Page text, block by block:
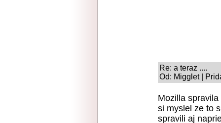
Re: a teraz ....
Od: Migglet |
Mozilla
si myslel ze to
spravili aj